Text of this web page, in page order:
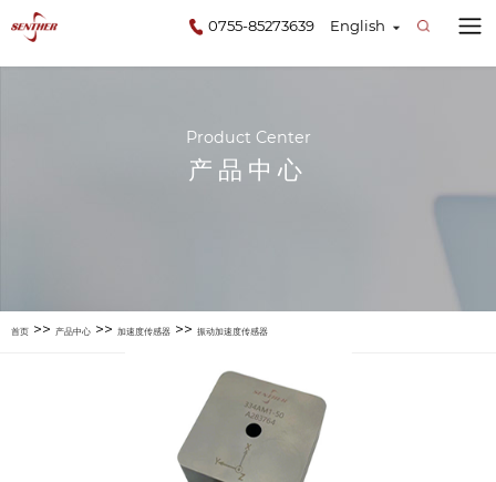
English
0755-85273639
Product Center
产品中心
首页 >> 产品中心 >> 加速度传感器 >> 振动加速度传感器